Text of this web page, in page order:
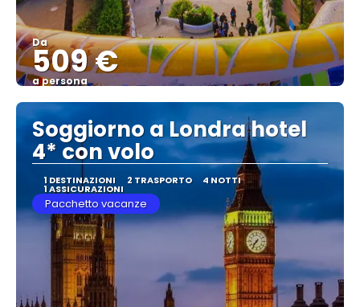
Da
509 €
a persona
Vedere
Soggiorno a Londra hotel
4* con volo
1 DESTINAZIONI 2 TRASPORTO 4 NOTTI
1 ASSICURAZIONI
Pacchetto vacanze